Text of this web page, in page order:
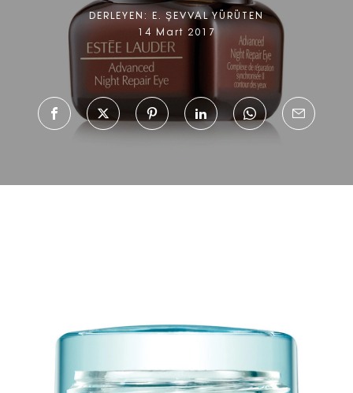
DERLEYEN:
E. ŞEVVAL YÜRÜTEN
14 Mart 2017